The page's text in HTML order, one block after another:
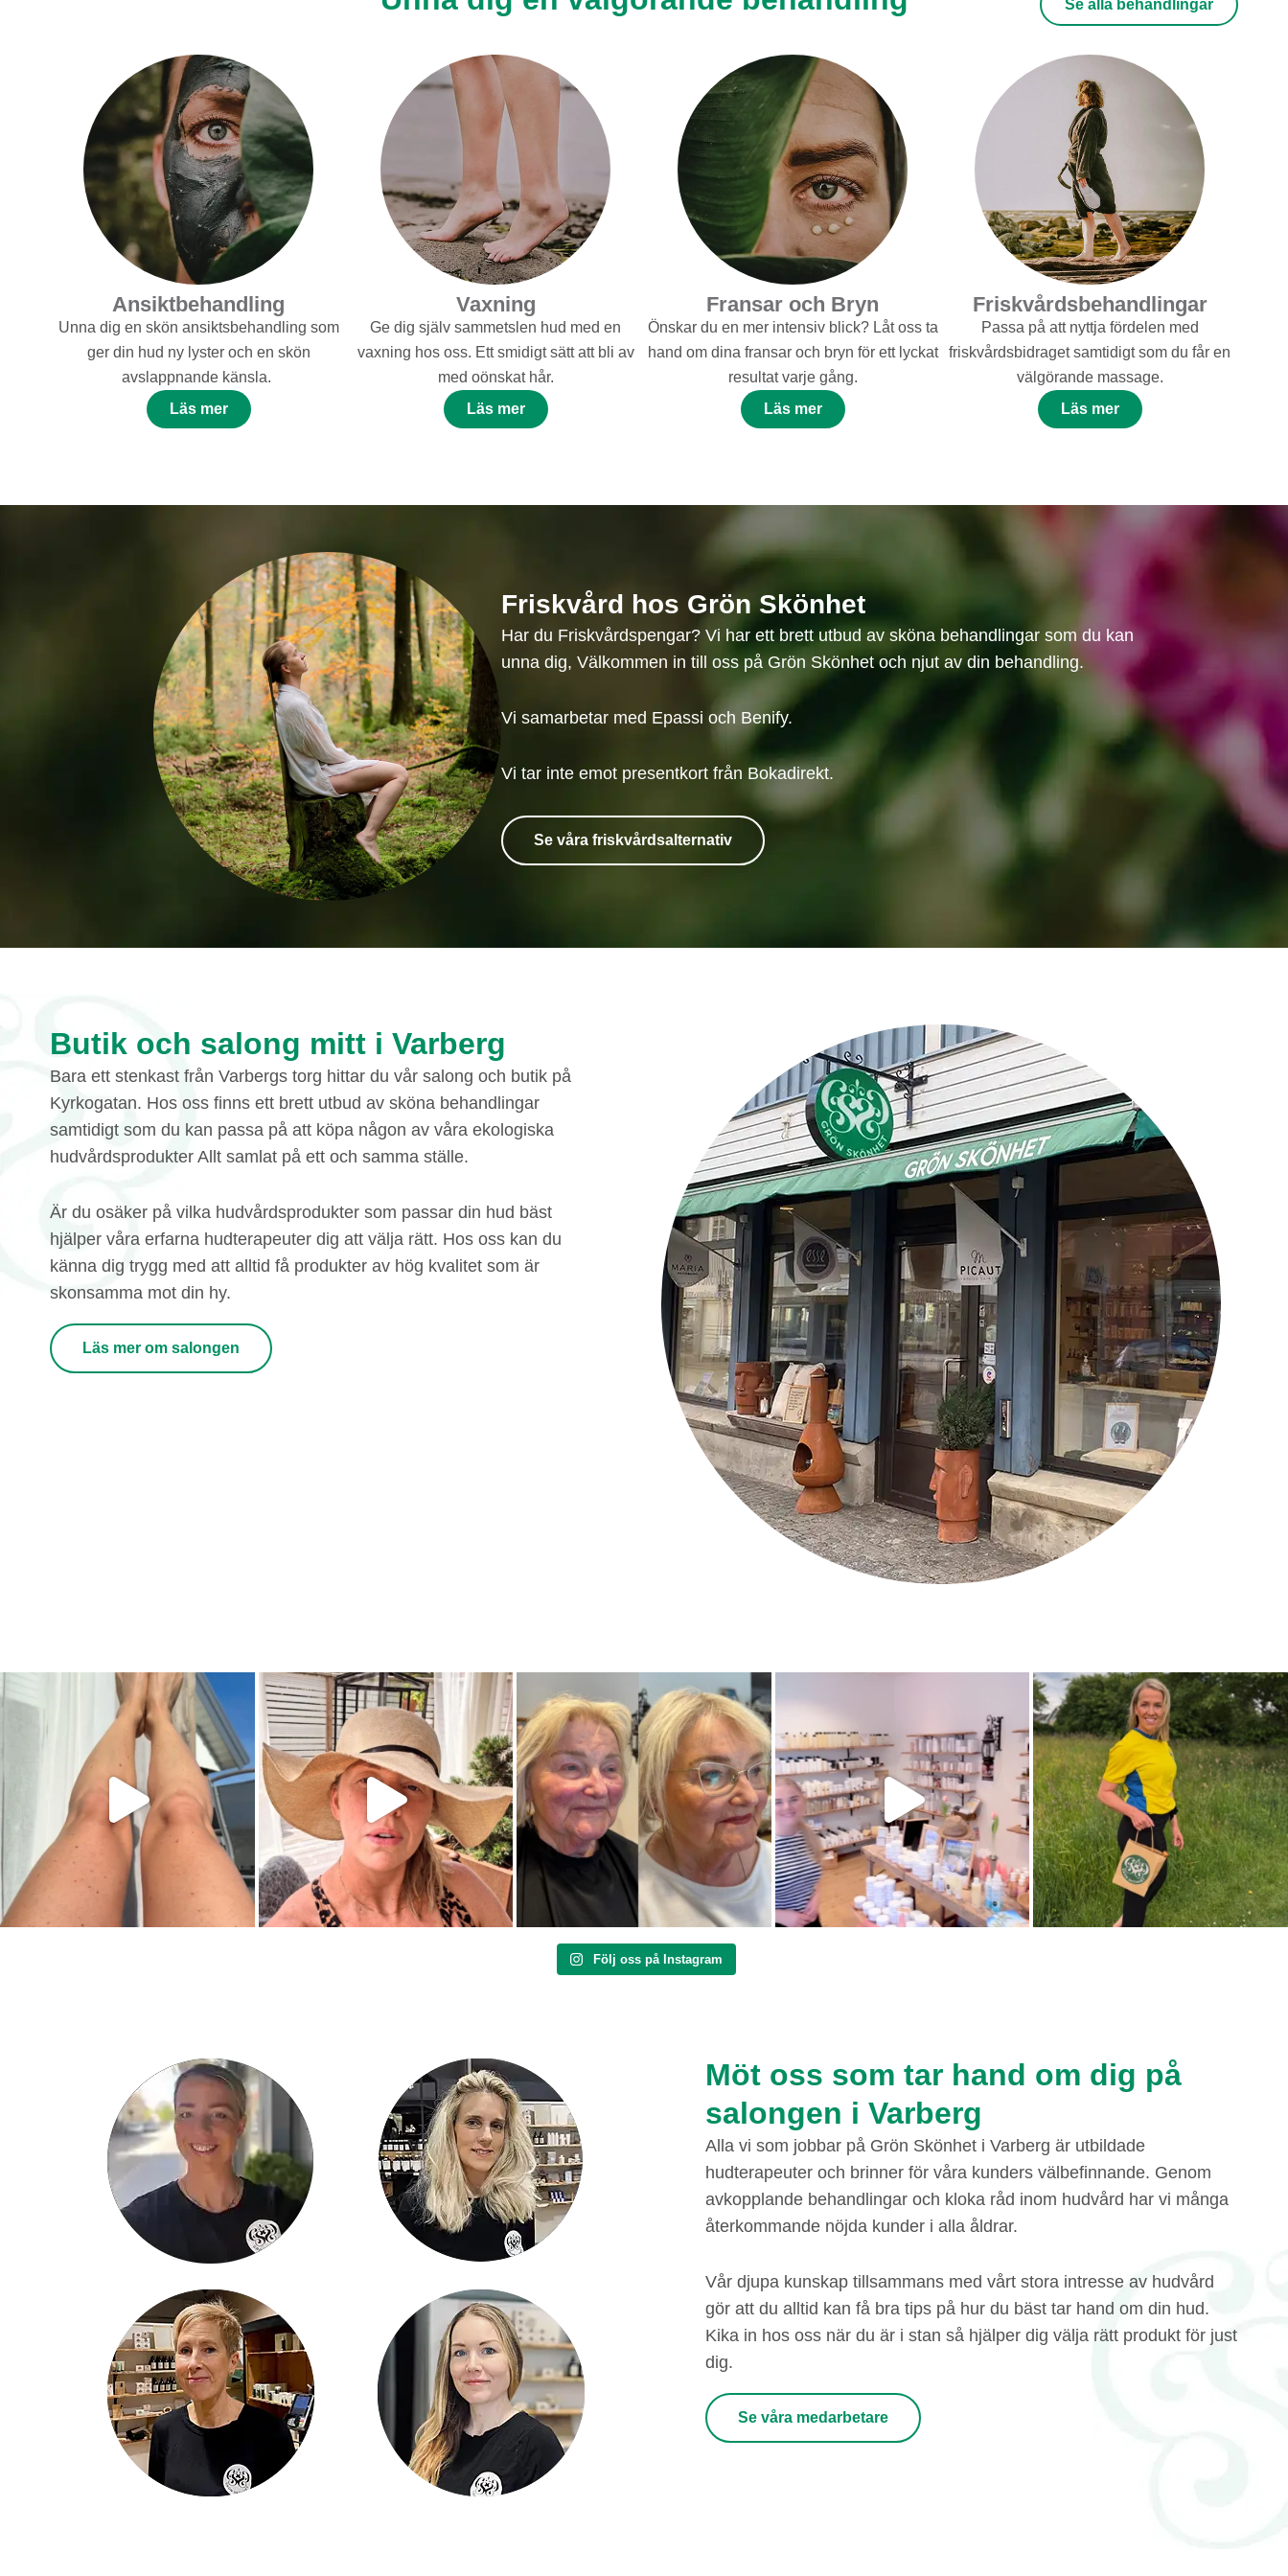
Se alla behandlingar
Ansiktbehandling
Unna dig en skön ansiktsbehandling som
ger din hud ny lyster och en skön
avslappnande känsla.
Läs mer
Vaxning
Ge dig själv sammetslen hud med en
vaxning hos oss. Ett smidigt sätt att bli av
med oönskat hår.
Läs mer
Fransar och Bryn
Önskar du en mer intensiv blick? Låt oss ta
hand om dina fransar och bryn för ett lyckat
resultat varje gång.
Läs mer
Friskvårdsbehandlingar
Passa på att nyttja fördelen med
friskvårdsbidraget samtidigt som du får en
välgörande massage.
Läs mer
Friskvård hos Grön Skönhet
Har du Friskvårdspengar? Vi har ett brett utbud av sköna behandlingar som du kan
unna dig, Välkommen in till oss på Grön Skönhet och njut av din behandling.
Vi samarbetar med Epassi och Benify.
Vi tar inte emot presentkort från Bokadirekt.
Se våra friskvårdsalternativ
Butik och salong mitt i Varberg
Bara ett stenkast från Varbergs torg hittar du vår salong och butik på
Kyrkogatan. Hos oss finns ett brett utbud av sköna behandlingar
samtidigt som du kan passa på att köpa någon av våra ekologiska
hudvårdsprodukter Allt samlat på ett och samma ställe.
Är du osäker på vilka hudvårdsprodukter som passar din hud bäst
hjälper våra erfarna hudterapeuter dig att välja rätt. Hos oss kan du
känna dig trygg med att alltid få produkter av hög kvalitet som är
skonsamma mot din hy.
Läs mer om salongen
Följ oss på Instagram
Möt oss som tar hand om dig på
salongen i Varberg
Alla vi som jobbar på Grön Skönhet i Varberg är utbildade
hudterapeuter och brinner för våra kunders välbefinnande. Genom
avkopplande behandlingar och kloka råd inom hudvård har vi många
återkommande nöjda kunder i alla åldrar.
Vår djupa kunskap tillsammans med vårt stora intresse av hudvård
gör att du alltid kan få bra tips på hur du bäst tar hand om din hud.
Kika in hos oss när du är i stan så hjälper dig välja rätt produkt för just
dig.
Se våra medarbetare